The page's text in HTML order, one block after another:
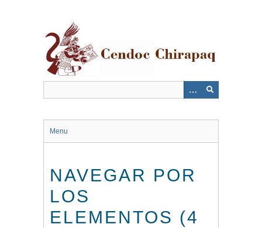
Menu
NAVEGAR POR
LOS
ELEMENTOS (4